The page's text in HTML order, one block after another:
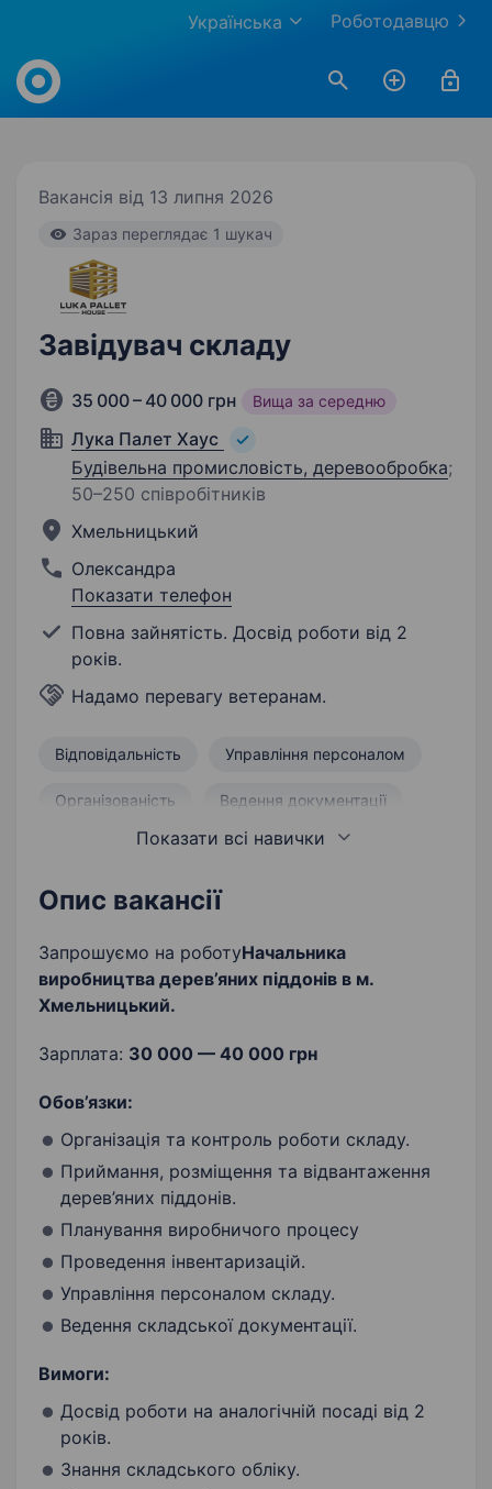
Роботодавцю
Українська
Work.ua
Вакансія від 13 липня 2026
Зараз переглядає 1 шукач
Завідувач складу
35 000 – 40 000 грн Вища за середню
Лука Палет Хаус
Будівельна промисловість, деревообробка;
50–250 співробітників
Хмельницький
Олександра
Показати телефон
Повна зайнятість. Досвід роботи від 2
років.
Надамо перевагу ветеранам.
Відповідальність Управління персоналом
Організованість Ведення документації
Інвентаризація Управління командою
Управління складом
Показати всі навички
Опис вакансії
Запрошуємо на роботуНачальника
виробництва дерев’яних піддонів в м.
Хмельницький.
Зарплата: 30 000 — 40 000 грн
Обов’язки:
Організація та контроль роботи складу.
Приймання, розміщення та відвантаження
дерев’яних піддонів.
Планування виробничого процесу
Проведення інвентаризацій.
Управління персоналом складу.
Ведення складської документації.
Вимоги:
Досвід роботи на аналогічній посаді від 2
років.
Знання складського обліку.